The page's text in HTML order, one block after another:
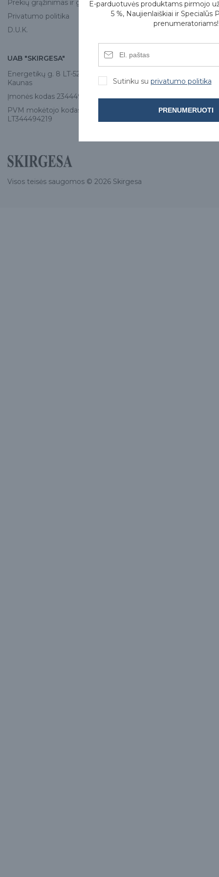
Prekių grąžinimas ir garantija
Privatumo politika
D.U.K.
UAB "SKIRGESA"
Energetikų g. 8 LT-52461,
Kaunas
Įmonės kodas 234449420
PVM mokėtojo kodas
LT344494219
KONTAKTAI
info@e-skirgesa.lt
Visos teisės saugomos © 2026 Skirgesa
E-parduotuvės produktams pirmojo
5 %, Naujienlaiškiai ir Specialūs
prenumeratoriams!
Sutinku su privatumo politika
PRENUMERUOTI